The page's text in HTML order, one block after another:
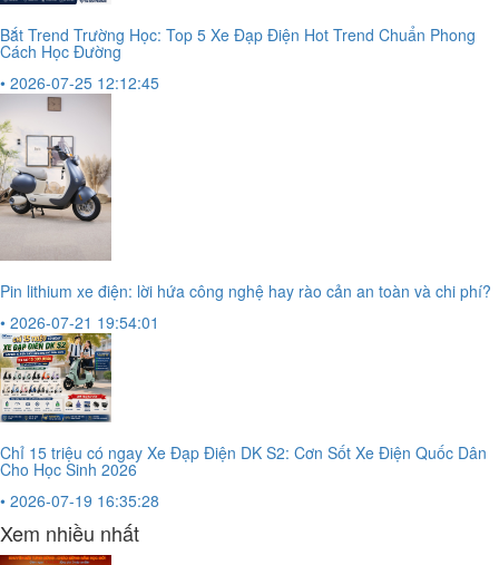
Bắt Trend Trường Học: Top 5 Xe Đạp Điện Hot Trend Chuẩn Phong
Cách Học Đường
• 2026-07-25 12:12:45
Pin lithium xe điện: lời hứa công nghệ hay rào cản an toàn và chi phí?
• 2026-07-21 19:54:01
Chỉ 15 triệu có ngay Xe Đạp Điện DK S2: Cơn Sốt Xe Điện Quốc Dân
Cho Học Sinh 2026
• 2026-07-19 16:35:28
Xem nhiều nhất